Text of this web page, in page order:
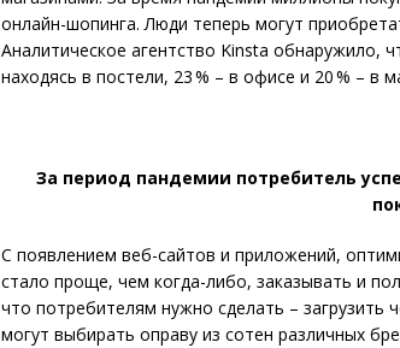
онлайн-шопинга. Люди теперь могут
Аналитическое агентство Kinsta обнаружило,
находясь в постели, 23 % – в офисе и 20 % – в
За период пандемии потребитель
С появлением веб-сайтов и приложений,
стало проще, чем когда-либо, заказывать и
что потребителям нужно сделать – загрузить
могут выбирать оправу из сотен различных